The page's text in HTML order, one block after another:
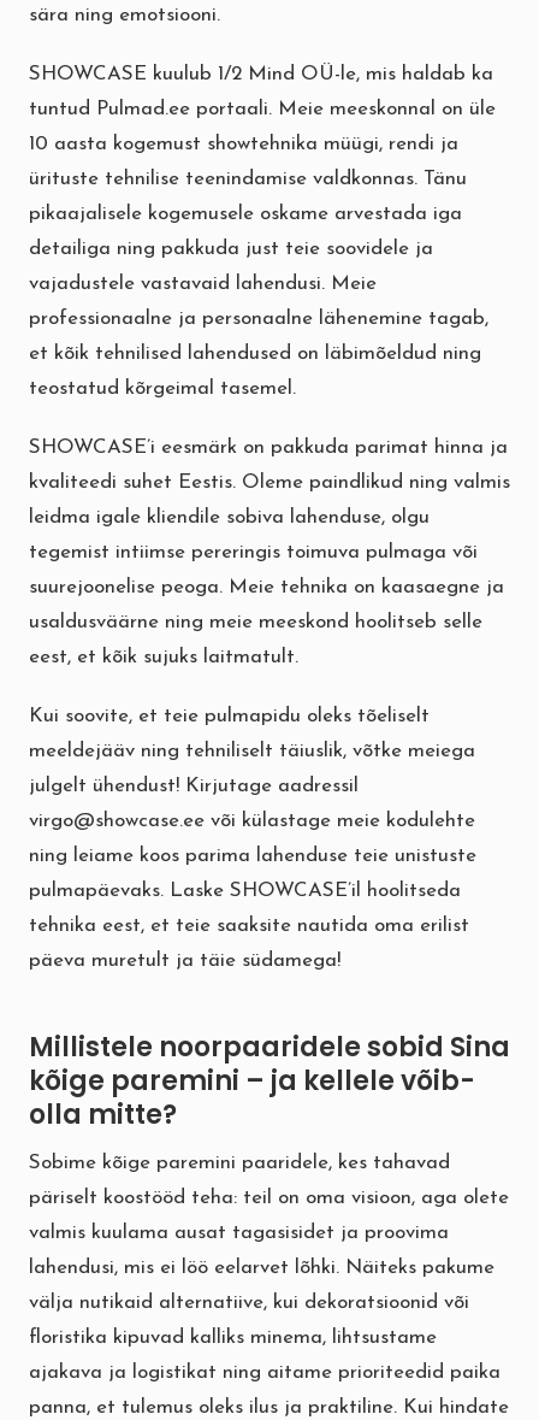
sära ning emotsiooni.
SHOWCASE kuulub 1/2 Mind OÜ-le, mis haldab ka
tuntud Pulmad.ee portaali. Meie meeskonnal on üle
10 aasta kogemust showtehnika müügi, rendi ja
ürituste tehnilise teenindamise valdkonnas. Tänu
pikaajalisele kogemusele oskame arvestada iga
detailiga ning pakkuda just teie soovidele ja
vajadustele vastavaid lahendusi. Meie
professionaalne ja personaalne lähenemine tagab,
et kõik tehnilised lahendused on läbimõeldud ning
teostatud kõrgeimal tasemel.
SHOWCASE’i eesmärk on pakkuda parimat hinna ja
kvaliteedi suhet Eestis. Oleme paindlikud ning valmis
leidma igale kliendile sobiva lahenduse, olgu
tegemist intiimse pereringis toimuva pulmaga või
suurejoonelise peoga. Meie tehnika on kaasaegne ja
usaldusväärne ning meie meeskond hoolitseb selle
eest, et kõik sujuks laitmatult.
Kui soovite, et teie pulmapidu oleks tõeliselt
meeldejääv ning tehniliselt täiuslik, võtke meiega
julgelt ühendust! Kirjutage aadressil
virgo@showcase.ee või külastage meie kodulehte
ning leiame koos parima lahenduse teie unistuste
pulmapäevaks. Laske SHOWCASE’il hoolitseda
tehnika eest, et teie saaksite nautida oma erilist
päeva muretult ja täie südamega!
Millistele noorpaaridele sobid Sina
kõige paremini – ja kellele võib-
olla mitte?
Sobime kõige paremini paaridele, kes tahavad
päriselt koostööd teha: teil on oma visioon, aga olete
valmis kuulama ausat tagasisidet ja proovima
lahendusi, mis ei löö eelarvet lõhki. Näiteks pakume
välja nutikaid alternatiive, kui dekoratsioonid või
floristika kipuvad kalliks minema, lihtsustame
ajakava ja logistikat ning aitame prioriteedid paika
panna, et tulemus oleks ilus ja praktiline. Kui hindate